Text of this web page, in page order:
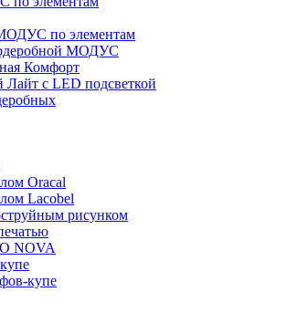
по элементам
МОДУС
Комфорт
Лайт с LED подсветкой
Oracal
Lacobel
рисунком
NOVA
купе